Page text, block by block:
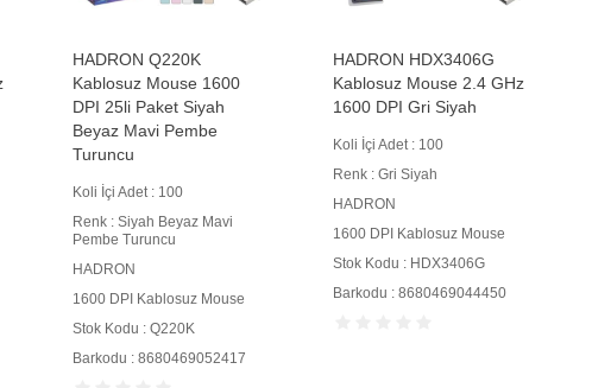
HADRON HDX3406G
Kablosuz Mouse 2.4 GHz
1600 DPI Gri Siyah
Koli İçi Adet : 100
HADRON
1600 DPI Kablosuz Mouse
Stok Kodu : HDX3406G
Barkodu : 8680469044450
HADRON HDX3404G
Dual Mode Kablosuz
Mouse 2.4 GHz Bluetooth
Koli İçi Adet : 100
Renk : Gri Siyah
HADRON
1600 DPI Dual Mode